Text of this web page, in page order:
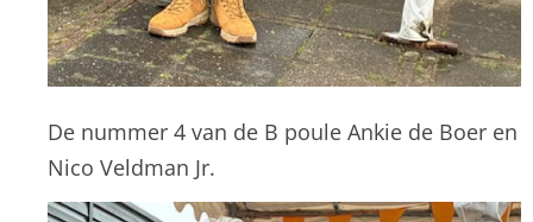
De nummer 4 van de B poule Ankie de Boer en
Nico Veldman Jr.